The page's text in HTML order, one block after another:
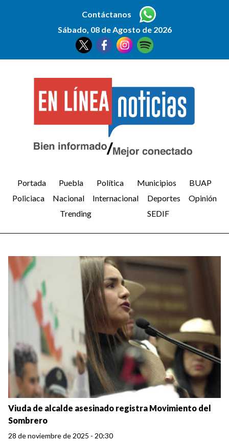
Contáctanos
Sábado, 08 de Agosto de 2026
Portada Puebla Política Municipios
BUAP
Policiaca
Nacional Internacional Deportes
Opinión
Trending
SEDIF
Viuda de alcalde asesinado registra Movimiento del
Sombrero
28 de noviembre de 2025 - 20:30